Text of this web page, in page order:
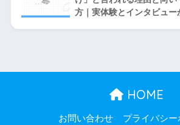
方｜実体験とインタビュー
HOME
お問い合わせ プライバシー